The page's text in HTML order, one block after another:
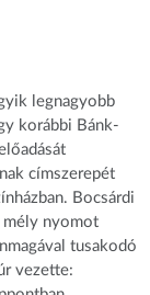
legnagyobb
korábbi Bánk-
címszerepét
Bocsárdi
mély nyomot
tusakodó
vezette: